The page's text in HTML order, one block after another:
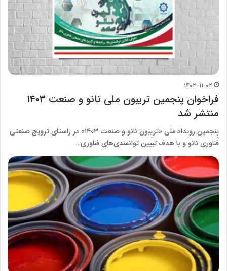
۱۴۰۳-۱۱-۰۲
فراخوان پنجمین تریبون ملی نانو و صنعت ۱۴۰۳
منتشر شد
پنجمین رویداد ملی «تریبون نانو و صنعت ۱۴۰۳» در راستای ترویج صنعتی
فناوری نانو و با هدف تبیین توانمندی‌های فناوری…